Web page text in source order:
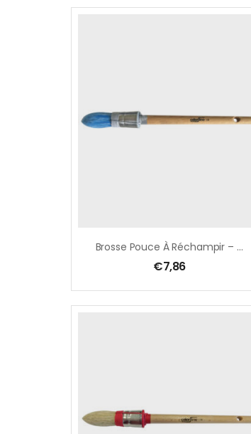
Brosse Pouce À Réchampir – Acryl Ø 16 Mm, Soies Bleues MIX, Avec Ficelle
€7,86